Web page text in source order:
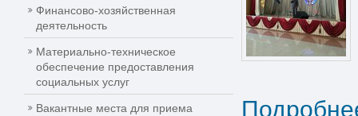
Финансово-хозяйственная
деятельность
Материально-техническое
обеспечение предоставления
социальных услуг
Вакантные места для приема